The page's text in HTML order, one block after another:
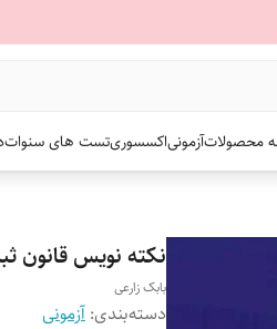
محصولاتآزمونیاکسسوریتست های سنوات
نکته نویس قانون
بابک زارعی
دسته‌بندی: آزمونی